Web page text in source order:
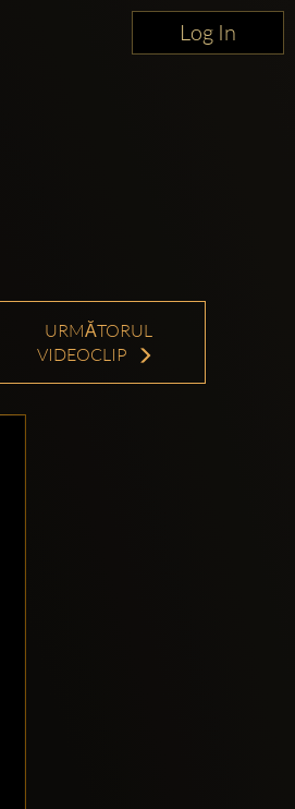
Log In
URMĂTORUL
VIDEOCLIP